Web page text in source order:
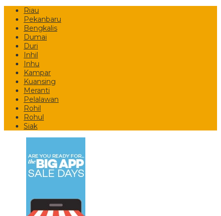
Riau
Pekanbaru
Bengkalis
Dumai
Duri
Inhil
Inhu
Kampar
Kuansing
Meranti
Pelalawan
Rohil
Rohul
Siak